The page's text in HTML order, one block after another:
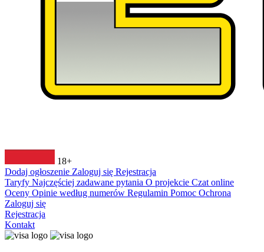
18+
Dodaj ogłoszenie Zaloguj się Rejestracja
Taryfy Najczęściej zadawane pytania O projekcie Czat online
Oceny Opinie według numerów Regulamin Pomoc Ochrona
Zaloguj się
Rejestracja
Kontakt